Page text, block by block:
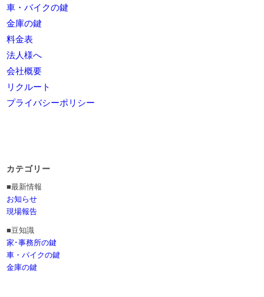
車・バイクの鍵
金庫の鍵
料金表
法人様へ
会社概要
リクルート
プライバシーポリシー
カテゴリー
■最新情報
お知らせ
現場報告
■豆知識
家･事務所の鍵
車・バイクの鍵
金庫の鍵